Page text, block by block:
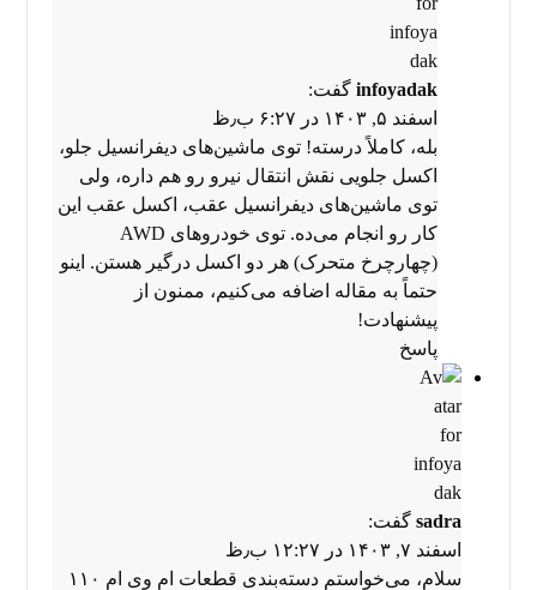
infoyadak گفت:
اسفند ۵, ۱۴۰۳ در ۶:۲۷ ب٫ظ
بله، کاملاً درسته! توی ماشین‌های دیفرانسیل جلو،
اکسل جلویی نقش انتقال نیرو رو هم داره، ولی
توی ماشین‌های دیفرانسیل عقب، اکسل عقب این
کار رو انجام می‌ده. توی خودروهای AWD
(چهارچرخ متحرک) هر دو اکسل درگیر هستن. اینو
حتماً به مقاله اضافه می‌کنیم، ممنون از
پیشنهادت!
پاسخ
sadra گفت:
اسفند ۷, ۱۴۰۳ در ۱۲:۲۷ ب٫ظ
سلام، می‌خواستم دسته‌بندی قطعات ام وی ام ۱۱۰